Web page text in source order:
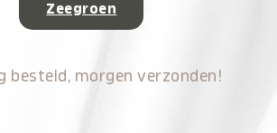
Zeegroen
besteld, morgen verzonden!